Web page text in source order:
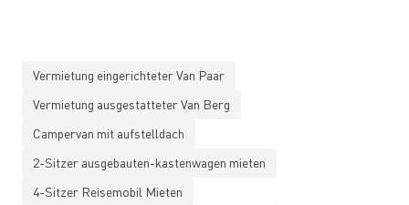
Vermietung eingerichteter Van Paar
Vermietung ausgestatteter Van Berg
Campervan mit aufstelldach
2-Sitzer ausgebauten-kastenwagen mieten
4-Sitzer Reisemobil Mieten